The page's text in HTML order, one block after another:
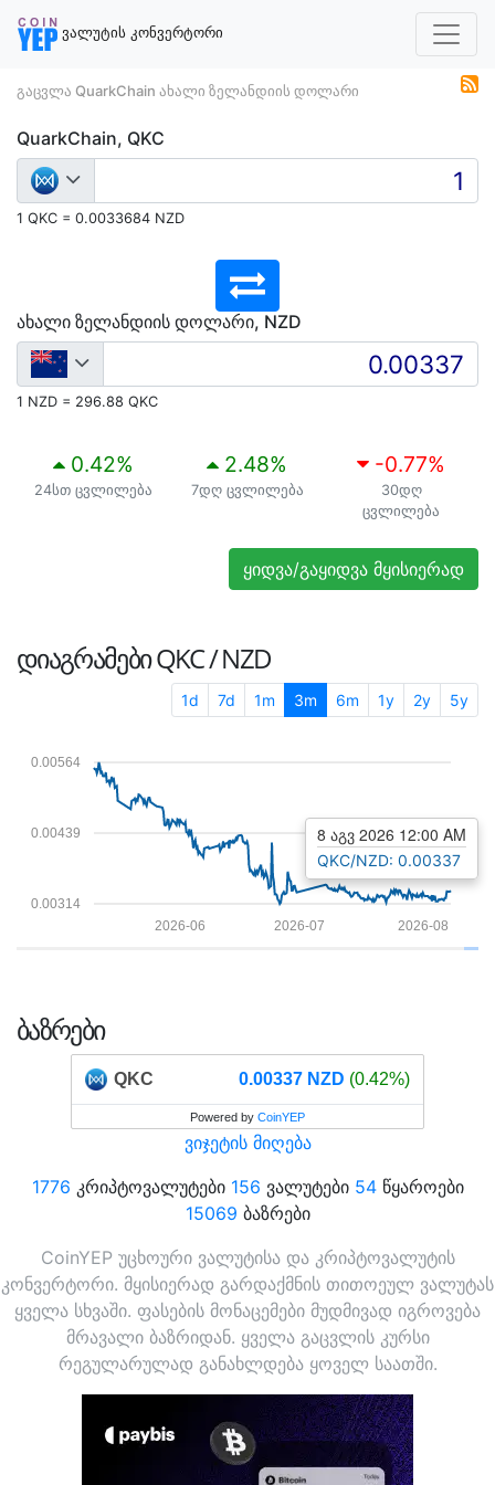
ვალუტის კონვერტორი
გაცვლა QuarkChain ახალი ზელანდიის დოლარი
QuarkChain, QKC
1 QKC = 0.0033684 NZD
ახალი ზელანდიის დოლარი, NZD
1 NZD = 296.88 QKC
0.42%
24სთ ცვლილება
2.48%
7დღ ცვლილება
-0.77%
30დღ
ცვლილება
ყიდვა/გაყიდვა მყისიერად
ᲓᲘᲐᲒᲠᲐᲛᲔᲑᲘQKC / NZD
1d 7d 1m 3m 6m 1y 2y 5y
0.00314
0.00439
0.00564
2026-08
2026-07
2026-06
8 აგვ 2026 12:00 AM
QKC/NZD: 0.00337
ᲑᲐᲖᲠᲔᲑᲘ
QKC 0.00337 NZD (0.42%)
Powered by CoinYEP
ვიჯეტის მიღება
1776 კრიპტოვალუტები 156 ვალუტები 54წყაროები
15069 ბაზრები
CoinYEP უცხოური ვალუტისა და კრიპტოვალუტის
კონვერტორი. მყისიერად გარდაქმნის თითოეულ ვალუტას
ყველა სხვაში. ფასების მონაცემები მუდმივად იგროვება
მრავალი ბაზრიდან. ყველა გაცვლის კურსი
რეგულარულად განახლდება ყოველ საათში.